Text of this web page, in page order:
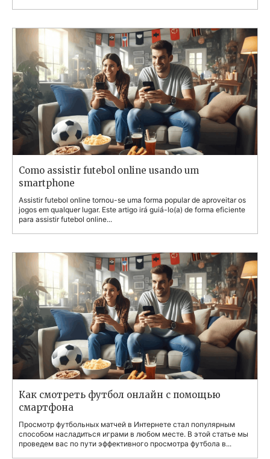
Como assistir futebol online usando um
smartphone
Assistir futebol online tornou-se uma forma popular de aproveitar os
jogos em qualquer lugar. Este artigo irá guiá-lo(a) de forma eficiente
para assistir futebol online...
Как смотреть футбол онлайн с помощью
смартфона
Просмотр футбольных матчей в Интернете стал популярным
способом насладиться играми в любом месте. В этой статье мы
проведем вас по пути эффективного просмотра футбола в...